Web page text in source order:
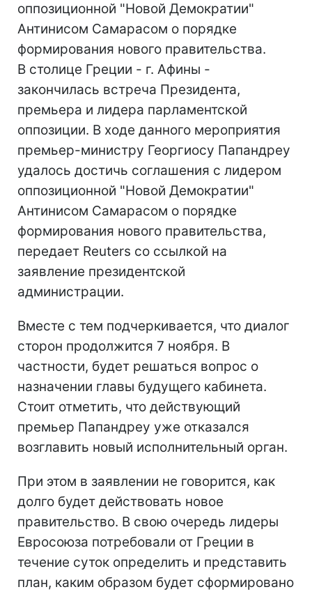
оппозиционной "Новой Демократии"
Антинисом Самарасом о порядке
формирования нового правительства.
В столице Греции - г. Афины -
закончилась встреча Президента,
премьера и лидера парламентской
оппозиции. В ходе данного мероприятия
премьер-министру Георгиосу Папандреу
удалось достичь соглашения с лидером
оппозиционной "Новой Демократии"
Антинисом Самарасом о порядке
формирования нового правительства,
передает Reuters со ссылкой на
заявление президентской
администрации.
Вместе с тем подчеркивается, что диалог
сторон продолжится 7 ноября. В
частности, будет решаться вопрос о
назначении главы будущего кабинета.
Стоит отметить, что действующий
премьер Папандреу уже отказался
возглавить новый исполнительный орган.
При этом в заявлении не говорится, как
долго будет действовать новое
правительство. В свою очередь лидеры
Евросоюза потребовали от Греции в
течение суток определить и представить
план, каким образом будет сформировано